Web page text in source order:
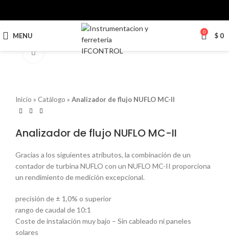
MENU 0 $ 0
Click to enlarge
Inicio » Catálogo » Analizador de flujo NUFLO MC-II
Analizador de flujo NUFLO MC-II
Gracias a los siguientes atributos, la combinación de un
contador de turbina NUFLO con un NUFLO MC-II proporciona
un rendimiento de medición excepcional.
precisión de ± 1,0% o superior
rango de caudal de 10:1
Coste de instalación muy bajo – Sin cableado ni paneles
solares